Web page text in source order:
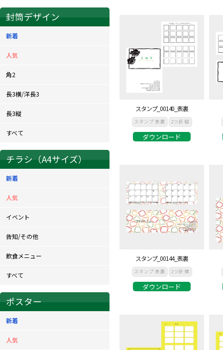
スタンプ_00140_表裏
スタンプ 表裏 2つ折 縦
ダウンロード
スタンプ_00144_表裏
スタンプ 表裏 2つ折 横
ダウンロード
封筒デザイン
新着
人気
角2
長3横/洋長3
長3縦
すべて
チラシ（A4サイズ）
新着
人気
イベント
告知/その他
飲食メニュー
すべて
ポスター
新着
人気